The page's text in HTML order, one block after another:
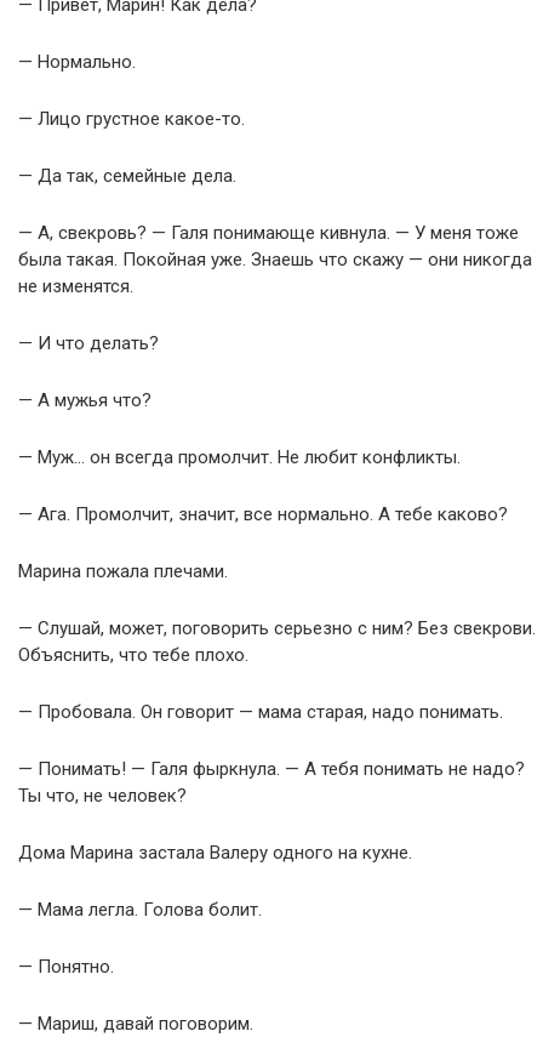
— Привет, Марин! Как дела?
— Нормально.
— Лицо грустное какое-то.
— Да так, семейные дела.
— А, свекровь? — Галя понимающе кивнула. — У меня тоже
была такая. Покойная уже. Знаешь что скажу — они никогда
не изменятся.
— И что делать?
— А мужья что?
— Муж… он всегда промолчит. Не любит конфликты.
— Ага. Промолчит, значит, все нормально. А тебе каково?
Марина пожала плечами.
— Слушай, может, поговорить серьезно с ним? Без свекрови.
Объяснить, что тебе плохо.
— Пробовала. Он говорит — мама старая, надо понимать.
— Понимать! — Галя фыркнула. — А тебя понимать не надо?
Ты что, не человек?
Дома Марина застала Валеру одного на кухне.
— Мама легла. Голова болит.
— Понятно.
— Мариш, давай поговорим.